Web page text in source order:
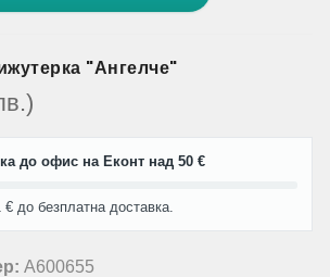
"Ангелче"
)
до офис на Еконт над 50 €
до безплатна доставка.
A600655